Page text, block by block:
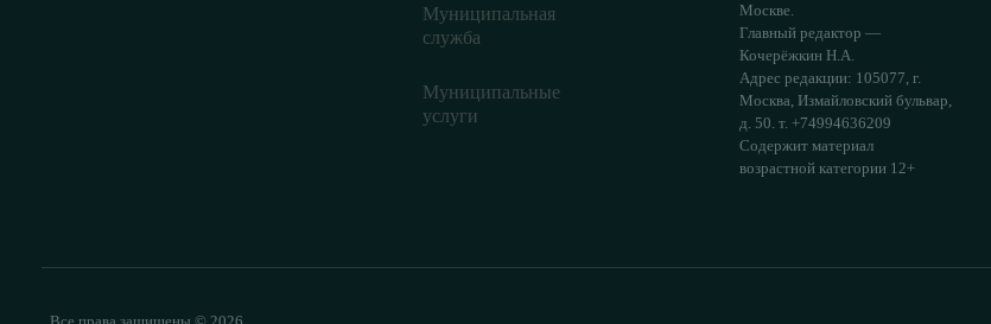
Муниципальная
служба
Муниципальные
услуги
Москве.
Главный редактор —
Кочерёжкин Н.А.
Адрес редакции: 105077, г.
Москва, Измайловский бульвар,
д. 50. т. +74994636209
Содержит материал
возрастной категории 12+